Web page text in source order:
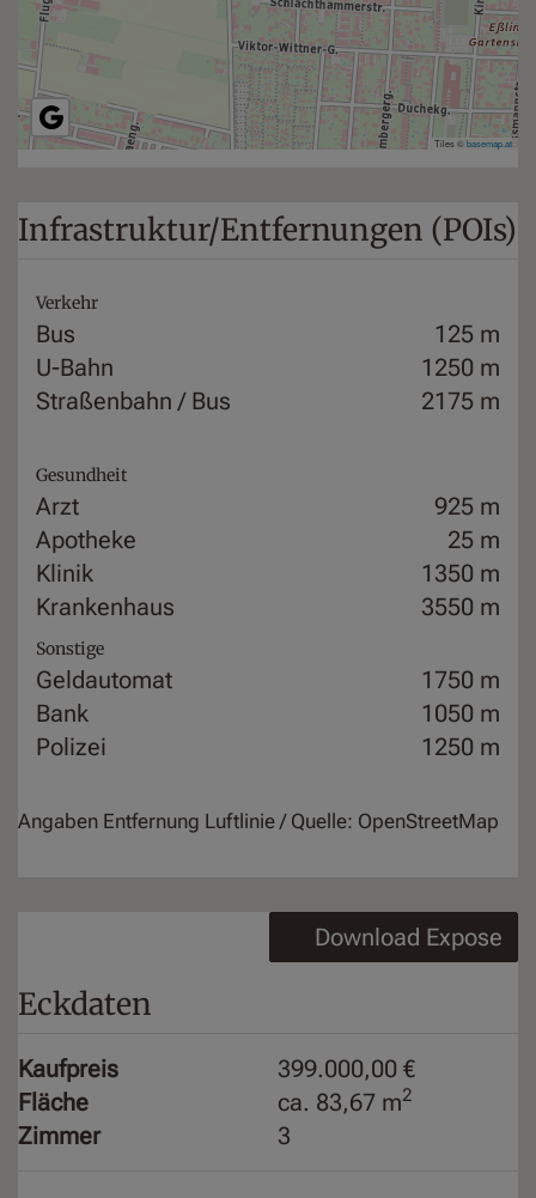
Tiles ©basemap.at
Infrastruktur/Entfernungen (POIs)
Verkehr
Bus
125 m
U-Bahn
1250 m
Straßenbahn / Bus
2175 m
Gesundheit
Arzt
925 m
Apotheke
25 m
Klinik
1350 m
Krankenhaus
3550 m
Sonstige
Geldautomat
1750 m
Bank
1050 m
Polizei
1250 m
Angaben Entfernung Luftlinie / Quelle: OpenStreetMap
Download Expose
Eckdaten
Kaufpreis
399.000,00 €
Fläche
ca. 83,67 m2
Zimmer 3